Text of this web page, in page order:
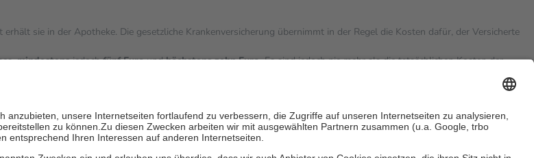
sie in der Apotheke. Die gesetzliche Krankenversicherung übernimmt in der Regel die Kosten dafür, der Versicherte
mindestensjedochfünf Euroundhöchstens zehn Euro.Es sind jedoch nie mehr als die tatsächlichen Kosten der
Stellung der Familie zu unterstützen, fallen keine Zuzahlungenan bei: